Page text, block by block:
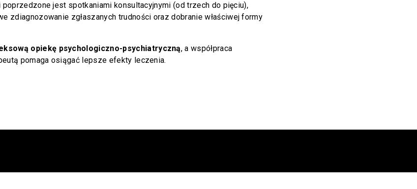
poprzedzone jest spotkaniami konsultacyjnymi (od trzech do pięciu),
zdiagnozowanie zgłaszanych trudności oraz dobranie właściwej formy
opiekę psychologiczno-psychiatryczną, a współpraca
pomaga osiągać lepsze efekty leczenia.